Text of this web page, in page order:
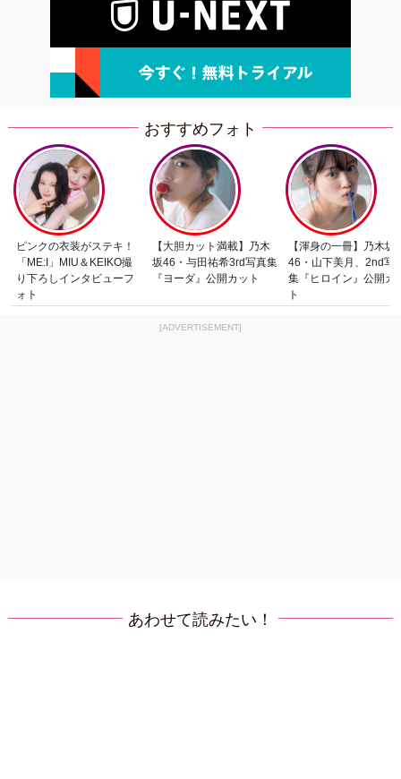
おすすめフォト
ピンクの衣装がステキ！
「ME:I」MIU＆KEIKO撮
り下ろしインタビューフ
ォト
【大胆カット満載】乃木
坂46・与田祐希3rd写真集
『ヨーダ』公開カット
【渾身の一冊】乃木坂
46・山下美月、2nd写
集『ヒロイン』公開カ
ト
[ADVERTISEMENT]
あわせて読みたい！